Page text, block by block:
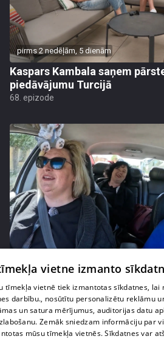
pirms 2 nedēļām, 5 dienām
Kaspars Kambala saņem
piedāvājumu Turcijā
68. epizode
"Tevi sagaida pārsteigums!"
satraukta par draudzeņu
71. epizode
vietne izmanto
tīmekļa vietnē tiek izmantotas sīkdatnes,
darbību., nosūtītu personalizētu reklāmu
un satura mērījumus, auditorijas datu
Zemāk sniedzam informāciju par
mūsu tīmekļa vietnēs. Sīkdatnes var